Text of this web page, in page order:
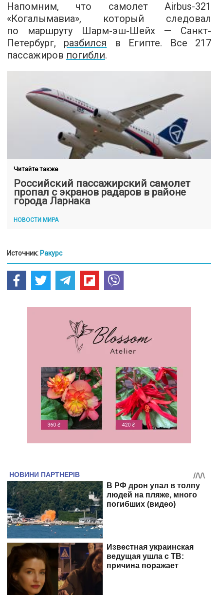
Напомним, что самолет Airbus-321
«Когалымавиа», который следовал
по маршруту Шарм-эш-Шейх — Санкт-
Петербург, разбился в Египте. Все 217
пассажиров погибли.
Читайте также
Российский пассажирский самолет
пропал с экранов радаров в районе
города Ларнака
НОВОСТИ МИРА
Источник: Ракурс